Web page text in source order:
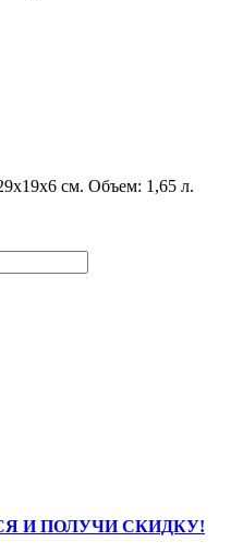
см. Объем: 1,65 л.
И ПОЛУЧИ СКИДКУ!